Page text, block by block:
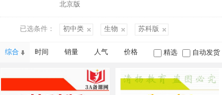
北京版
已选条件： 初中类 生物 苏科版
综合 时间 销量 人气 价格 精选 自动发货